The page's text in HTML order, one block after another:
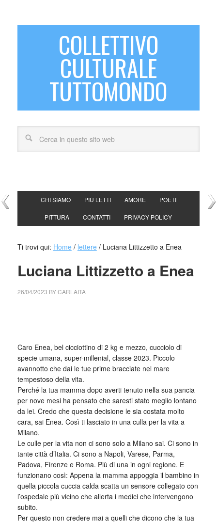
COLLETTIVO
CULTURALE
TUTTOMONDO
CHI SIAMO PIÙ LETTI AMORE POETI
PITTURA CONTATTI PRIVACY POLICY
Ti trovi qui: Home / lettere /Luciana Littizzetto a Enea
Luciana Littizzetto a Enea
26/04/2023 BYCARLAITA
Caro Enea, bel cicciottino di 2 kg e mezzo, cucciolo di
specie umana, super-millenial, classe 2023. Piccolo
avannotto che dai le tue prime bracciate nel mare
tempestoso della vita.
Perché la tua mamma dopo averti tenuto nella sua pancia
per nove mesi ha pensato che saresti stato meglio lontano
da lei. Credo che questa decisione le sia costata molto
cara, sai Enea. Così ti lasciato in una culla per la vita a
Milano.
Le culle per la vita non ci sono solo a Milano sai. Ci sono in
tante città d’Italia. Ci sono a Napoli, Varese, Parma,
Padova, Firenze e Roma. Più di una in ogni regione. E
funzionano così: Appena la mamma appoggia il bambino in
quella piccola cuccia calda scatta un sensore collegato con
l’ospedale più vicino che allerta i medici che intervengono
subito.
Per questo non credere mai a quelli che dicono che la tua